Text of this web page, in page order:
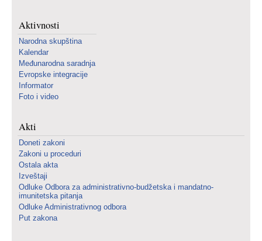
Aktivnosti
Narodna skupština
Kalendar
Međunarodna saradnja
Evropske integracije
Informator
Foto i video
Akti
Doneti zakoni
Zakoni u proceduri
Ostala akta
Izveštaji
Odluke Odbora za administrativno-budžetska i mandatno-
imunitetska pitanja
Odluke Administrativnog odbora
Put zakona